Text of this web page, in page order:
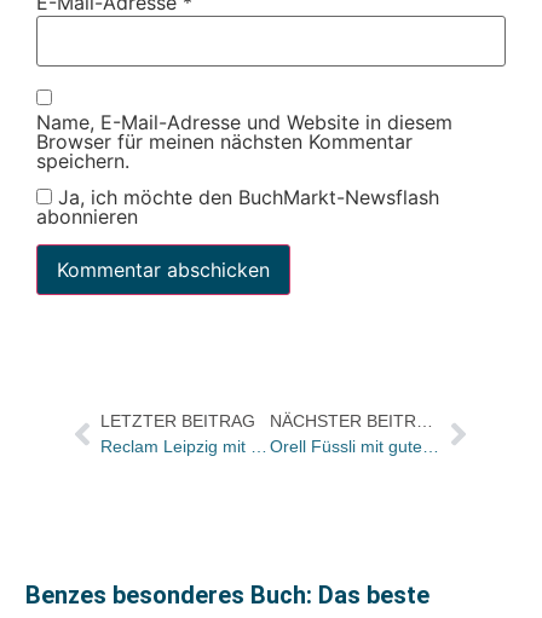
Name, E-Mail-Adresse und Website in diesem
Browser für meinen nächsten Kommentar
speichern.
Ja, ich möchte den BuchMarkt-Newsflash
abonnieren
LETZTER BEITRAG
Benzes besonderes Buch: Das beste